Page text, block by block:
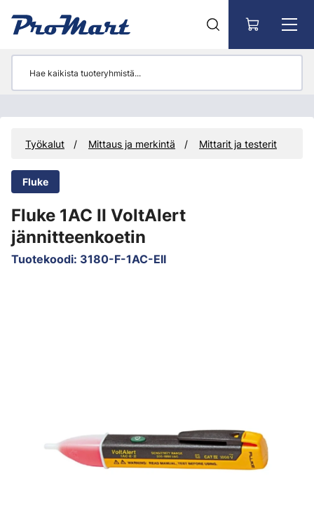
Työkalut Mittaus ja merkintä Mittarit ja testerit
Fluke
Fluke 1AC II VoltAlert
jännitteenkoetin
Tuotekoodi: 3180-F-1AC-EII